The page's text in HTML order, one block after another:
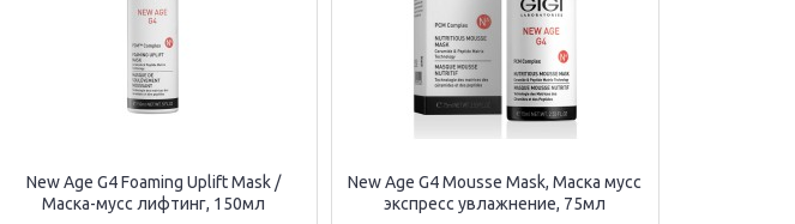
New Age G4 Foaming Uplift Mask /
Маска-мусс лифтинг, 150мл
New Age G4 Mousse Mask, Маска мусс
экспресс увлажнение, 75мл